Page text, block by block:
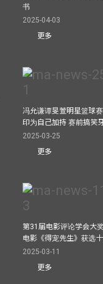
书
2025-04-03
更多
冯允谦谭旻萱明星篮球
印为自己加持 赛前搞笑
2025-03-25
更多
第31届电影评论学会大
电影《得宠先生》获选
2025-03-11
更多